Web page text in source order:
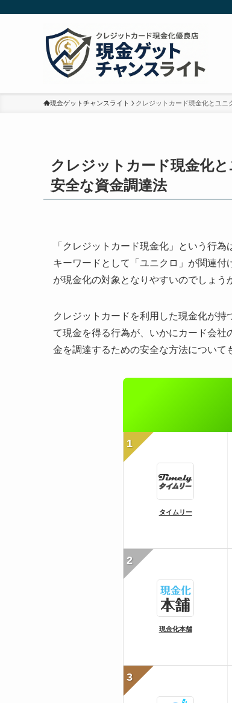
現金ゲットチャンスライト クレジットカード現金化とユニ
クレジットカード現金化
安全な資金調達法
「クレジットカード現金化」という行
キーワードとして「ユニクロ」が関連
が現金化の対象となりやすいのでしょう
クレジットカードを利用した現金化が持
て現金を得る行為が、いかにカード会
金を調達するための安全な方法について
1
タイムリー
2
現金化本舗
3